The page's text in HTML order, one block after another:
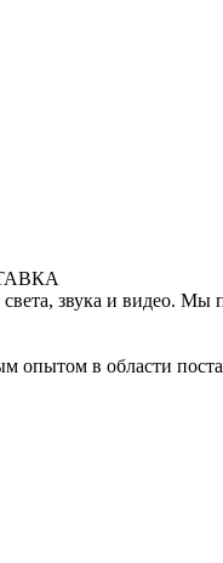
звука и видео. Мы
опытом в области